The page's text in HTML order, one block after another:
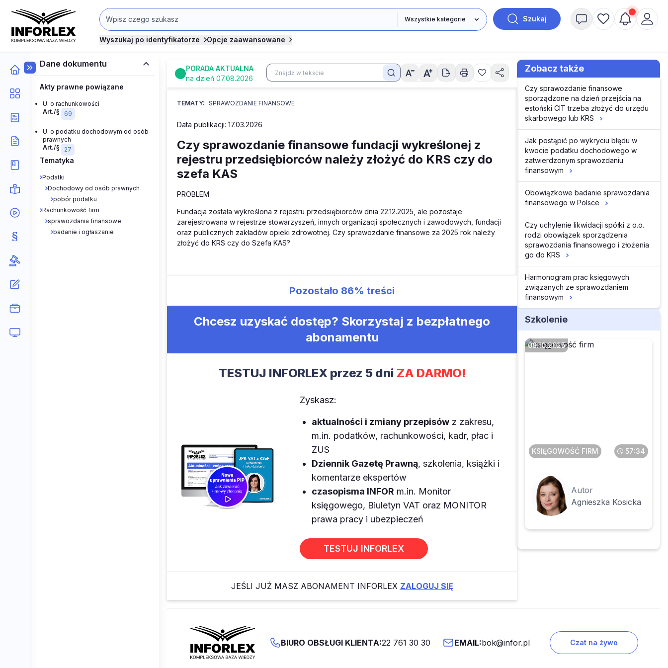
Szukaj
Wyszukaj po identyfikatorze Opcje zaawansowane
Dane dokumentu
Akty prawne powiązane
U. o rachunkowości
Art./§
69
U. o podatku dochodowym od osób
prawnych
Art./§
27
Tematyka
Podatki
Dochodowy od osób prawnych
pobór podatku
Rachunkowość firm
sprawozdania finansowe
badanie i ogłaszanie
PORADA AKTUALNA
na dzień 07.08.2026
TEMATY: SPRAWOZDANIE FINANSOWE
Data publikacji: 17.03.2026
Czy sprawozdanie finansowe fundacji wykreślonej z
rejestru przedsiębiorców należy złożyć do KRS czy do
szefa KAS
PROBLEM
Fundacja została wykreślona z rejestru przedsiębiorców dnia 22.12.2025, ale pozostaje
zarejestrowana w rejestrze stowarzyszeń, innych organizacji społecznych i zawodowych, fundacji
oraz publicznych zakładów opieki zdrowotnej. Czy sprawozdanie finansowe za 2025 rok należy
złożyć do KRS czy do Szefa KAS?
Pozostało 86% treści
Chcesz uzyskać dostęp? Skorzystaj z bezpłatnego
abonamentu
TESTUJ INFORLEX przez 5 dni ZA DARMO!
Zyskasz:
aktualności i zmiany przepisówz zakresu,
m.in. podatków, rachunkowości, kadr, płac i
ZUS
Dziennik Gazetę Prawną, szkolenia, książki i
komentarze ekspertów
czasopisma INFOR m.in. Monitor
księgowego, Biuletyn VAT oraz MONITOR
prawa pracy i ubezpieczeń
TESTUJ INFORLEX
JEŚLI JUŻ MASZ ABONAMENT INFORLEX ZALOGUJ SIĘ
Zobacz także
Czy sprawozdanie finansowe
sporządzone na dzień przejścia na
estoński CIT trzeba złożyć do urzędu
skarbowego lub KRS
Jak postąpić po wykryciu błędu w
kwocie podatku dochodowego w
zatwierdzonym sprawozdaniu
finansowym
Obowiązkowe badanie sprawozdania
finansowego w Polsce
Czy uchylenie likwidacji spółki z o.o.
rodzi obowiązek sporządzenia
sprawozdania finansowego i złożenia
go do KRS
Harmonogram prac księgowych
związanych ze sprawozdaniem
finansowym
Szkolenie
08.10.2025
KSIĘGOWOŚĆ FIRM 57:34
Autor
Agnieszka Kosicka
BIURO OBSŁUGI KLIENTA:22 761 30 30 EMAIL:bok@infor.pl Czat na żywo